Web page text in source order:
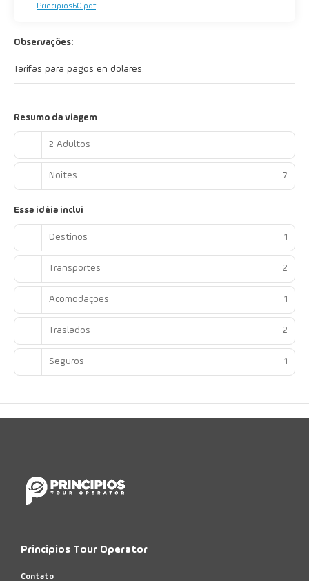
Principios60.pdf
Observações:
Tarifas para pagos en dólares.
Resumo da viagem
2 Adultos
Noites 7
Essa idéia inclui
Destinos 1
Transportes 2
Acomodações 1
Traslados 2
Seguros 1
Principios Tour Operator
Contato